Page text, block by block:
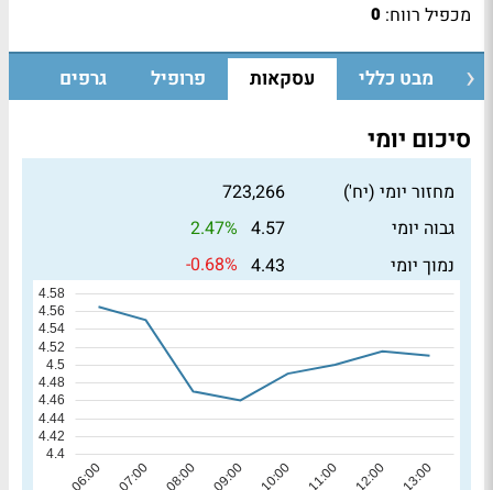
מכפיל רווח: 0
מבט כללי עסקאות פרופיל גרפים
סיכום יומי
מחזור יומי (יח')
723,266
גבוה יומי
4.57
2.47%
נמוך יומי
4.43
-0.68%